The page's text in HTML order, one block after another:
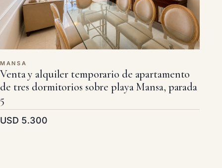
MANSA
Venta y alquiler temporario de apartamento
de tres dormitorios sobre playa Mansa, parada
5
USD 5.300